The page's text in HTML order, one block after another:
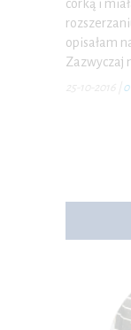
córką i
opisałam
Zazwyczaj
25-10-2016